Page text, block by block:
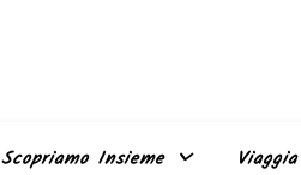
Scopriamo Insieme